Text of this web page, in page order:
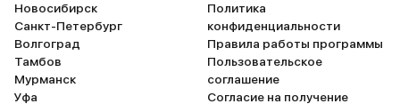
Новосибирск
Санкт-Петербург
Волгоград
Тамбов
Мурманск
Уфа
Политика
конфиденциальности
Правила работы программы
Пользовательское
соглашение
Согласие на получение